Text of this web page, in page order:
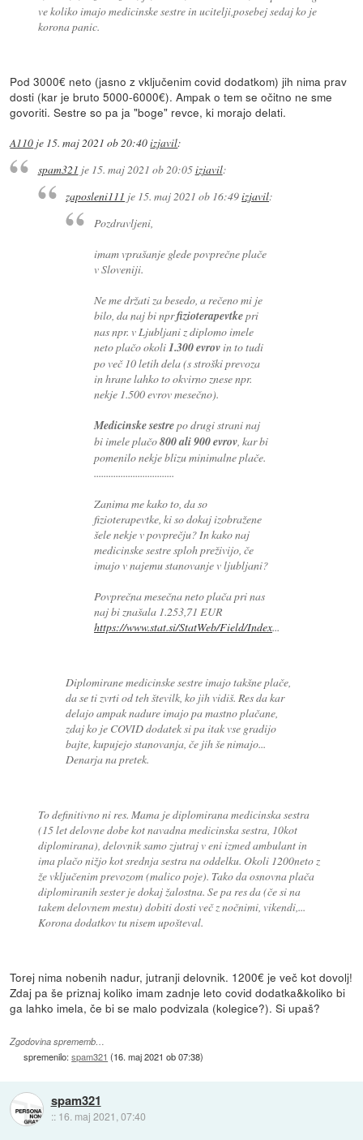
ve koliko imajo medicinske sestre in ucitelji,posebej sedaj ko je
korona panic.
Pod 3000€ neto (jasno z vključenim covid dodatkom) jih nima prav
dosti (kar je bruto 5000-6000€). Ampak o tem se očitno ne sme
govoriti. Sestre so pa ja "boge" revce, ki morajo delati.
A110 je 15. maj 2021 ob 20:40izjavil:
spam321 je 15. maj 2021 ob 20:05izjavil:
zaposleni111 je 15. maj 2021 ob 16:49izjavil:
Pozdravljeni,
imam vprašanje glede povprečne plače
v Sloveniji.
Ne me držati za besedo, a rečeno mi je
bilo, da naj bi nprfizioterapevtkepri
nas npr. v Ljubljani z diplomo imele
neto plačo okoli1.300 evrovin to tudi
po več 10 letih dela (s stroški prevoza
in hrane lahko to okvirno znese npr.
nekje 1.500 evrov mesečno).
Medicinske sestrepo drugi strani naj
bi imele plačo800 ali 900 evrov, kar bi
pomenilo nekje blizu minimalne plače.
.................................
Zanima me kako to, da so
fizioterapevtke, ki so dokaj izobražene
šele nekje v povprečju? In kako naj
medicinske sestre sploh preživijo, če
imajo v najemu stanovanje v ljubljani?
Povprečna mesečna neto plača pri nas
naj bi znašala 1.253,71 EUR
https://www.stat.si/StatWeb/Field/Index...
Diplomirane medicinske sestre imajo takšne plače,
da se ti zvrti od teh številk, ko jih vidiš. Res da kar
delajo ampak nadure imajo pa mastno plačane,
zdaj ko je COVID dodatek si pa itak vse gradijo
bajte, kupujejo stanovanja, če jih še nimajo...
Denarja na pretek.
To definitivno ni res. Mama je diplomirana medicinska sestra
(15 let delovne dobe kot navadna medicinska sestra, 10kot
diplomirana), delovnik samo zjutraj v eni izmed ambulant in
ima plačo nižjo kot srednja sestra na oddelku. Okoli 1200neto z
že vključenim prevozom (malico poje). Tako da osnovna plača
diplomiranih sester je dokaj žalostna. Se pa res da (če si na
takem delovnem mestu) dobiti dosti več z nočnimi, vikendi,...
Korona dodatkov tu nisem upošteval.
Torej nima nobenih nadur, jutranji delovnik. 1200€ je več kot dovolj!
Zdaj pa še priznaj koliko imam zadnje leto covid dodatka&koliko bi
ga lahko imela, če bi se malo podvizala (kolegice?). Si upaš?
Zgodovina sprememb…
spremenilo:spam321 (16. maj 2021 ob 07:38)
spam321
:: 16. maj 2021, 07:40